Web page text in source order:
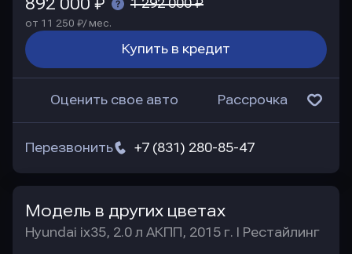
892 000 ₽ 1 292 000 ₽
от 11 250 ₽/ мес.
Купить в кредит
Оценить свое авто Рассрочка
+7 (831) 280-85-47
Перезвонить
Модель в других цветах
Hyundai ix35, 2.0 л АКПП, 2015 г. I Рестайлинг